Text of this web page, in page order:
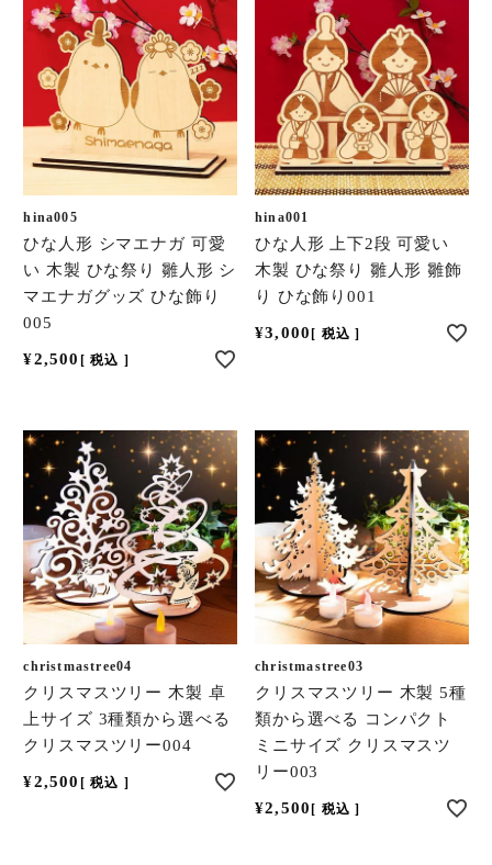
hina005
ひな人形 シマエナガ 可愛
い 木製 ひな祭り 雛人形 シ
マエナガグッズ ひな飾り
005
¥2,500 税込
hina001
ひな人形 上下2段 可愛い
木製 ひな祭り 雛人形 雛飾
り ひな飾り001
¥3,000 税込
christmastree04
クリスマスツリー 木製 卓
上サイズ 3種類から選べる
クリスマスツリー004
¥2,500 税込
christmastree03
クリスマスツリー 木製 5種
類から選べる コンパクト
ミニサイズ クリスマスツ
リー003
¥2,500 税込